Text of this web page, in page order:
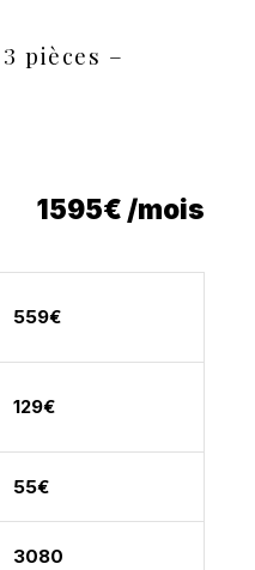
pièces –
1595€ /mois
559€
129€
55€
3080